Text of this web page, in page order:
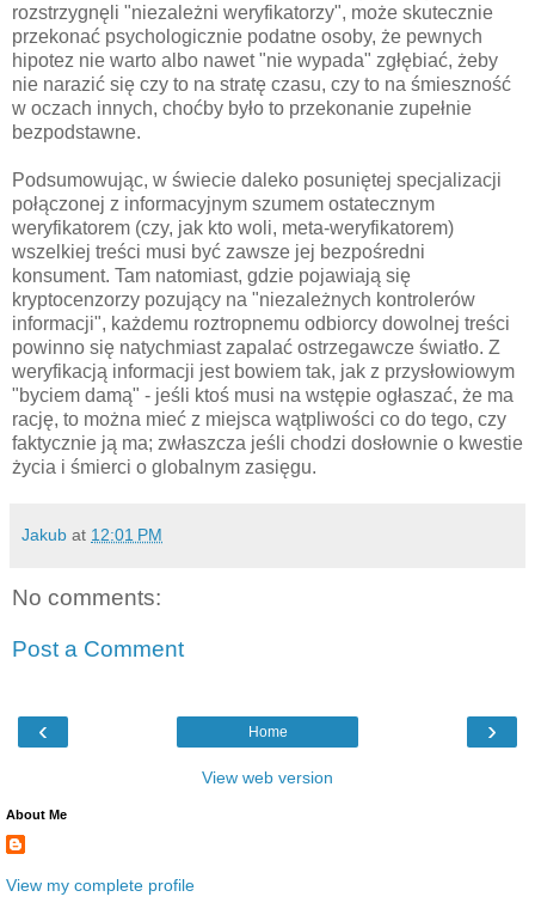
rozstrzygnęli "niezależni weryfikatorzy", może skutecznie
przekonać psychologicznie podatne osoby, że pewnych
hipotez nie warto albo nawet "nie wypada" zgłębiać, żeby
nie narazić się czy to na stratę czasu, czy to na śmieszność
w oczach innych, choćby było to przekonanie zupełnie
bezpodstawne.
Podsumowując, w świecie daleko posuniętej specjalizacji
połączonej z informacyjnym szumem ostatecznym
weryfikatorem (czy, jak kto woli, meta-weryfikatorem)
wszelkiej treści musi być zawsze jej bezpośredni
konsument. Tam natomiast, gdzie pojawiają się
kryptocenzorzy pozujący na "niezależnych kontrolerów
informacji", każdemu roztropnemu odbiorcy dowolnej treści
powinno się natychmiast zapalać ostrzegawcze światło. Z
weryfikacją informacji jest bowiem tak, jak z przysłowiowym
"byciem damą" - jeśli ktoś musi na wstępie ogłaszać, że ma
rację, to można mieć z miejsca wątpliwości co do tego, czy
faktycznie ją ma; zwłaszcza jeśli chodzi dosłownie o kwestie
życia i śmierci o globalnym zasięgu.
Jakub at 12:01 PM
No comments:
Post a Comment
‹ ›
Home
View web version
About Me
View my complete profile